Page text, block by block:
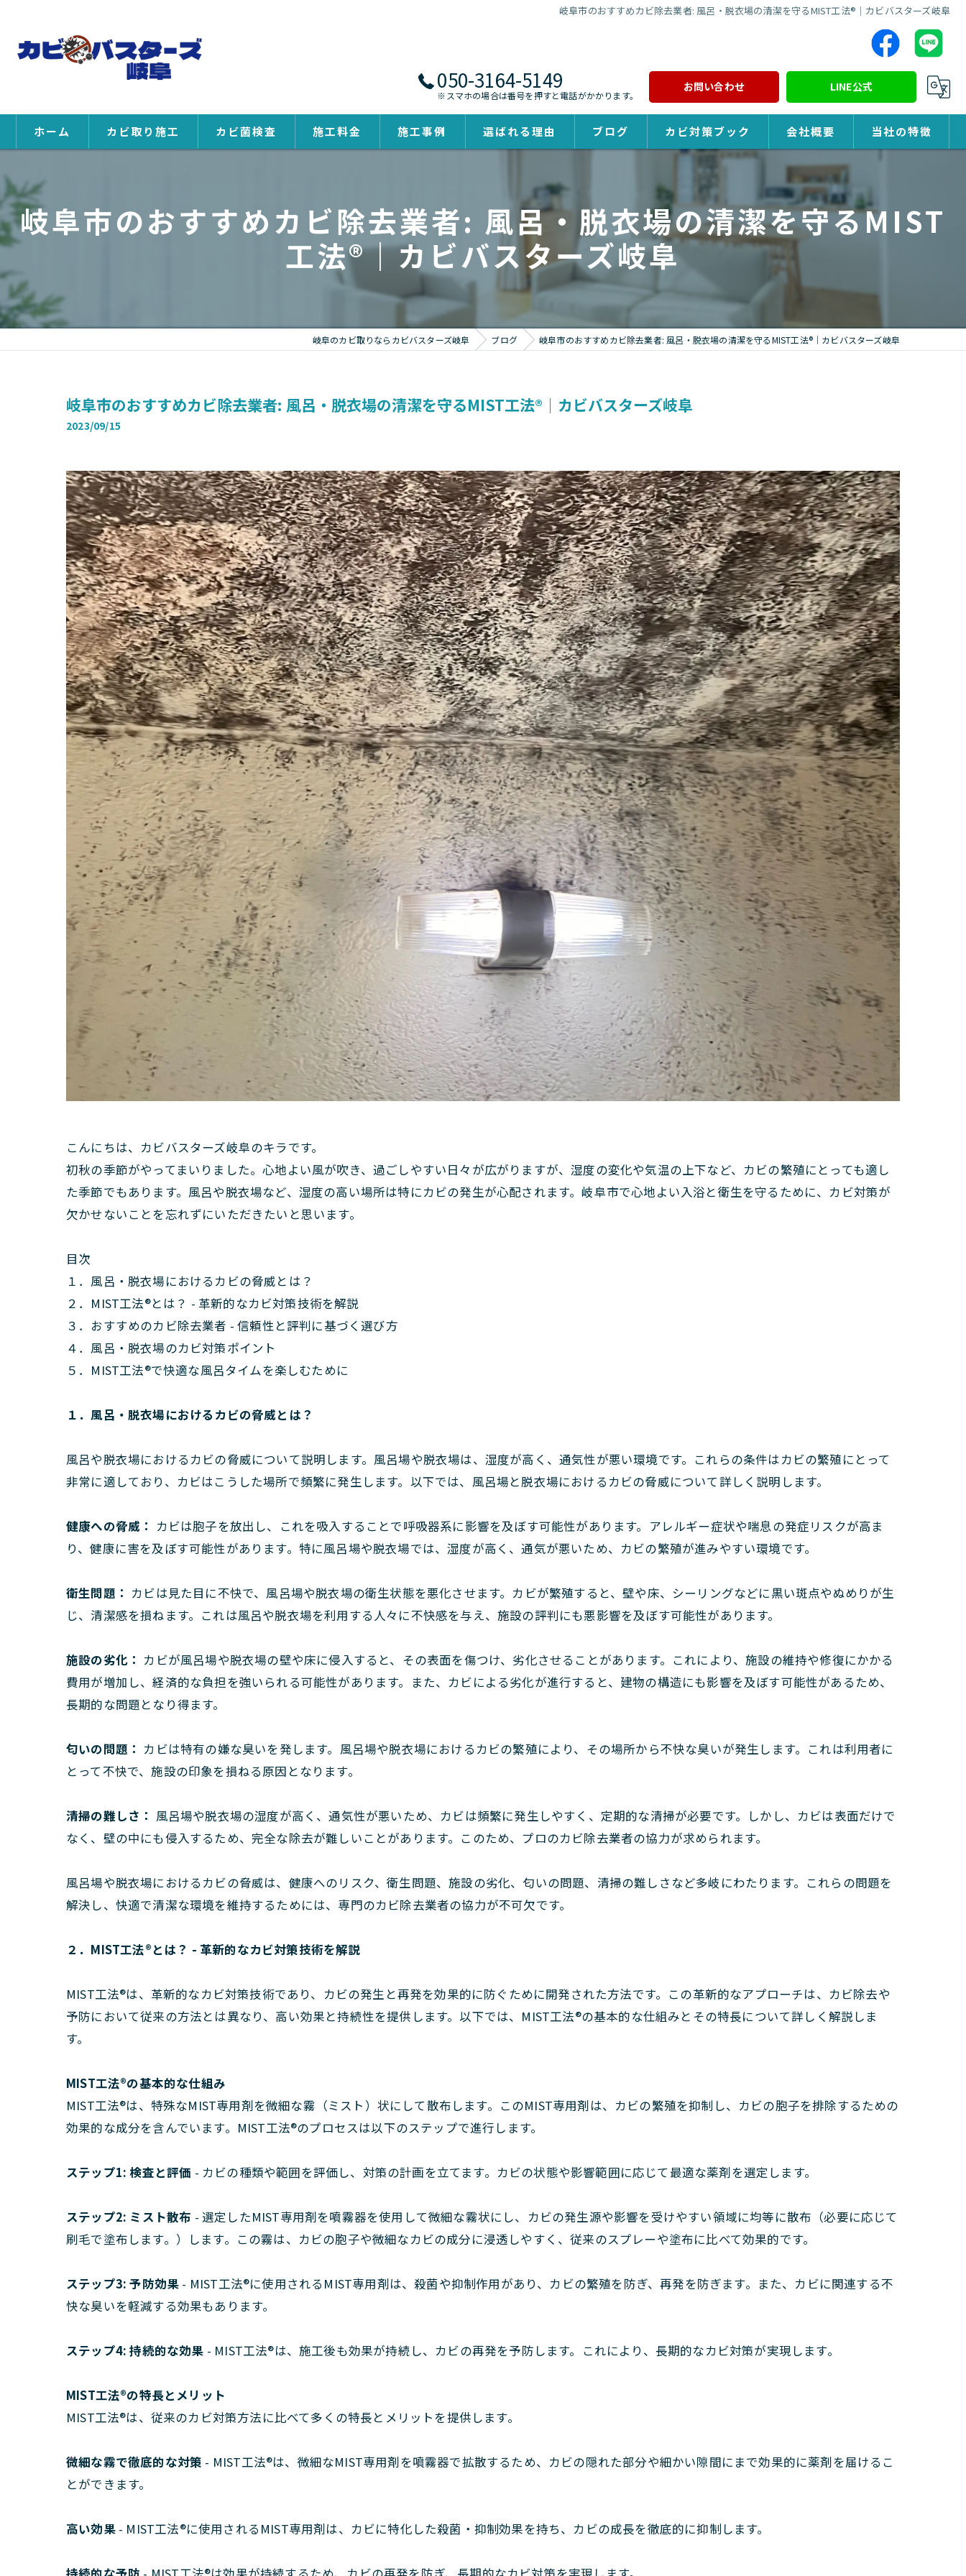
岐阜市のおすすめカビ除去業者: 風呂・脱衣場の清潔を守るMIST工法®｜カビバスターズ岐阜
050-3164-5149
※スマホの場合は番号を押すと電話がかかります。
お問い合わせ LINE公式
ホーム カビ取り施工 カビ菌検査 施工料金 施工事例 選ばれる理由 ブログ カビ対策ブック 会社概要 当社の特徴
除カビ
岐阜市のおすすめカビ除去業者: 風呂・脱衣場の清潔を守るMIST
工法®｜カビバスターズ岐阜
岐阜のカビ取りならカビバスターズ岐阜 ブログ 岐阜市のおすすめカビ除去業者: 風呂・脱衣場の清潔を守るMIST工法®｜カビバスターズ岐阜
岐阜市のおすすめカビ除去業者: 風呂・脱衣場の清潔を守るMIST工法®｜カビバスターズ岐阜
2023/09/15
こんにちは、カビバスターズ岐阜のキラです。
初秋の季節がやってまいりました。心地よい風が吹き、過ごしやすい日々が広がりますが、湿度の変化や気温の上下など、カビの繁殖にとっても適し
た季節でもあります。風呂や脱衣場など、湿度の高い場所は特にカビの発生が心配されます。岐阜市で心地よい入浴と衛生を守るために、カビ対策が
欠かせないことを忘れずにいただきたいと思います。
目次
１．風呂・脱衣場におけるカビの脅威とは？
２．MIST工法®とは？ - 革新的なカビ対策技術を解説
３．おすすめのカビ除去業者 - 信頼性と評判に基づく選び方
４．風呂・脱衣場のカビ対策ポイント
５．MIST工法®で快適な風呂タイムを楽しむために
１．風呂・脱衣場におけるカビの脅威とは？
風呂や脱衣場におけるカビの脅威について説明します。風呂場や脱衣場は、湿度が高く、通気性が悪い環境です。これらの条件はカビの繁殖にとって
非常に適しており、カビはこうした場所で頻繁に発生します。以下では、風呂場と脱衣場におけるカビの脅威について詳しく説明します。
健康への脅威： カビは胞子を放出し、これを吸入することで呼吸器系に影響を及ぼす可能性があります。アレルギー症状や喘息の発症リスクが高ま
り、健康に害を及ぼす可能性があります。特に風呂場や脱衣場では、湿度が高く、通気が悪いため、カビの繁殖が進みやすい環境です。
衛生問題： カビは見た目に不快で、風呂場や脱衣場の衛生状態を悪化させます。カビが繁殖すると、壁や床、シーリングなどに黒い斑点やぬめりが生
じ、清潔感を損ねます。これは風呂や脱衣場を利用する人々に不快感を与え、施設の評判にも悪影響を及ぼす可能性があります。
施設の劣化： カビが風呂場や脱衣場の壁や床に侵入すると、その表面を傷つけ、劣化させることがあります。これにより、施設の維持や修復にかかる
費用が増加し、経済的な負担を強いられる可能性があります。また、カビによる劣化が進行すると、建物の構造にも影響を及ぼす可能性があるため、
長期的な問題となり得ます。
匂いの問題： カビは特有の嫌な臭いを発します。風呂場や脱衣場におけるカビの繁殖により、その場所から不快な臭いが発生します。これは利用者に
とって不快で、施設の印象を損ねる原因となります。
清掃の難しさ： 風呂場や脱衣場の湿度が高く、通気性が悪いため、カビは頻繁に発生しやすく、定期的な清掃が必要です。しかし、カビは表面だけで
なく、壁の中にも侵入するため、完全な除去が難しいことがあります。このため、プロのカビ除去業者の協力が求められます。
風呂場や脱衣場におけるカビの脅威は、健康へのリスク、衛生問題、施設の劣化、匂いの問題、清掃の難しさなど多岐にわたります。これらの問題を
解決し、快適で清潔な環境を維持するためには、専門のカビ除去業者の協力が不可欠です。
２．MIST工法®とは？ - 革新的なカビ対策技術を解説
MIST工法®は、革新的なカビ対策技術であり、カビの発生と再発を効果的に防ぐために開発された方法です。この革新的なアプローチは、カビ除去や
予防において従来の方法とは異なり、高い効果と持続性を提供します。以下では、MIST工法®の基本的な仕組みとその特長について詳しく解説しま
す。
MIST工法®の基本的な仕組み
MIST工法®は、特殊なMIST専用剤を微細な霧（ミスト）状にして散布します。このMIST専用剤は、カビの繁殖を抑制し、カビの胞子を排除するための
効果的な成分を含んでいます。MIST工法®のプロセスは以下のステップで進行します。
ステップ1: 検査と評価 - カビの種類や範囲を評価し、対策の計画を立てます。カビの状態や影響範囲に応じて最適な薬剤を選定します。
ステップ2: ミスト散布 - 選定したMIST専用剤を噴霧器を使用して微細な霧状にし、カビの発生源や影響を受けやすい領域に均等に散布（必要に応じて
刷毛で塗布します。）します。この霧は、カビの胞子や微細なカビの成分に浸透しやすく、従来のスプレーや塗布に比べて効果的です。
ステップ3: 予防効果 - MIST工法®に使用されるMIST専用剤は、殺菌や抑制作用があり、カビの繁殖を防ぎ、再発を防ぎます。また、カビに関連する不
快な臭いを軽減する効果もあります。
ステップ4: 持続的な効果 - MIST工法®は、施工後も効果が持続し、カビの再発を予防します。これにより、長期的なカビ対策が実現します。
MIST工法®の特長とメリット
MIST工法®は、従来のカビ対策方法に比べて多くの特長とメリットを提供します。
微細な霧で徹底的な対策 - MIST工法®は、微細なMIST専用剤を噴霧器で拡散するため、カビの隠れた部分や細かい隙間にまで効果的に薬剤を届けるこ
とができます。
高い効果- MIST工法®に使用されるMIST専用剤は、カビに特化した殺菌・抑制効果を持ち、カビの成長を徹底的に抑制します。